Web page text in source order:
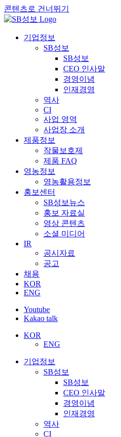
콘텐츠로 건너뛰기
기업정보
SB성보
SB성보
CEO 인사말
경영이념
인재경영
역사
CI
사업 영역
사업장 소개
제품정보
작물보호제
제품 FAQ
영농정보
영농활용정보
홍보센터
SB성보뉴스
홍보 자료실
영상 콘텐츠
소셜 미디어
IR
공시자료
공고
채용
KOR
ENG
Youtube
Kakao talk
KOR
ENG
기업정보
SB성보
SB성보
CEO 인사말
경영이념
인재경영
역사
CI